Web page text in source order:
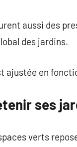
aussi des
des jardins.
ajustée en
ses
verts